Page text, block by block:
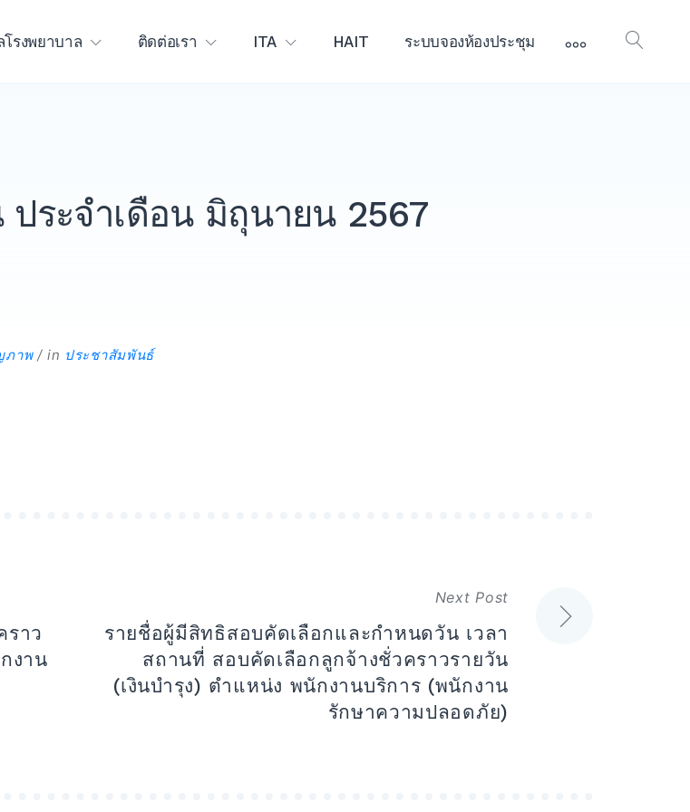
รงพยาบาล ติดต่อเรา ITA HAIT ระบบจองห้องประชุม More
ประจำเดือน มิถุนายน 2567
ภาพ in ประชาสัมพันธ์
ราว
งาน
Next Post
รายชื่อผู้มีสิทธิสอบคัดเลือกและกำหนดวัน เวลา
สถานที่ สอบคัดเลือกลูกจ้างชั่วคราวรายวัน
(เงินบำรุง) ตำแหน่ง พนักงานบริการ (พนักงาน
รักษาความปลอดภัย)